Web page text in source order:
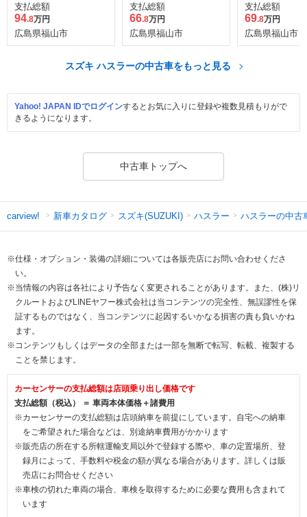
支払総額
94.8万円
広島県福山市
支払総額
66.8万円
広島県福山市
支払総額
69.8万円
広島県福山市
スズキ ハスラーの中古車をもっと見る
Yahoo! JAPAN IDでログインするとお気に入りに登録や複数見積もりがで
きるようになります。
中古車トップへ
carview! 新車カタログ スズキ(SUZUKI) ハスラー ハスラーの中古
※仕様・オプション・装備の詳細については各販売店にお問い合わせくださ
い。
※当情報の内容は各社により予告なく変更されることがあります。また、(株)リ
クルートおよびLINEヤフー株式会社は当コンテンツの完全性、無誤謬性を保
証するものではなく、当コンテンツに起因するいかなる損害の責も負いかね
ます。
※コンテンツもしくはデータの全部または一部を無断で転写、転載、複製する
ことを禁じます。
カーセンサーの支払総額は店頭乗り出し価格です
支払総額（税込） ＝ 車両本体価格＋諸費用
※カーセンサーの支払総額は店頭納車を前提にしています。自宅への納車
をご希望された場合などは、別途納車費用がかかります
※販売店の所在する所轄運輸支局以外で登録する際や、車の定置場所、登
録月によって、手数料や税金の額が異なる場合があります。詳しくは販
売店にお問合せください
※車検の切れた車両の場合、車検を取得するために必要な費用も含まれて
います